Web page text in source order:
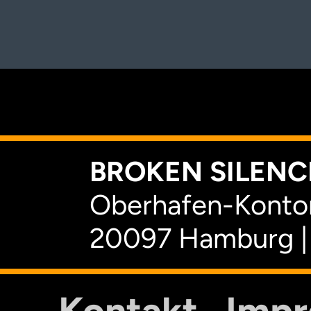
BROKEN
Oberhafen-
20097 Hamburg